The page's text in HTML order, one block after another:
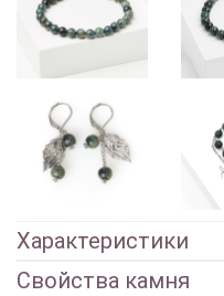
Характеристики
Свойства камня